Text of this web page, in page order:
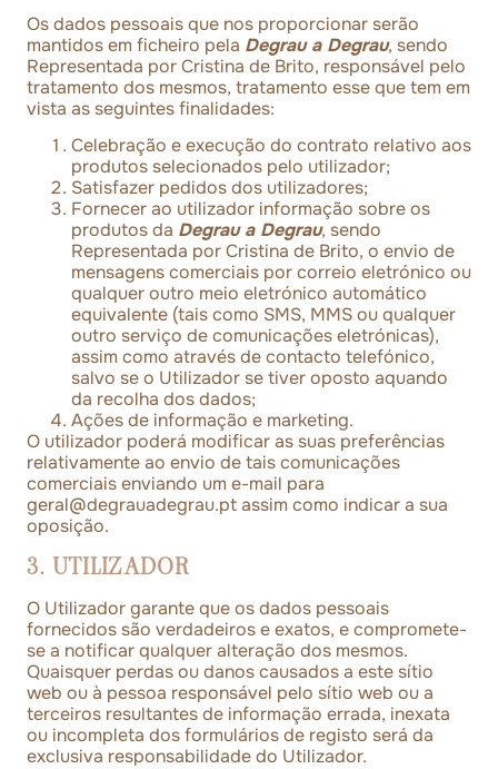
Os dados pessoais que nos proporcionar serão
mantidos em ficheiro pela Degrau a Degrau, sendo
Representada por Cristina de Brito, responsável pelo
tratamento dos mesmos, tratamento esse que tem em
vista as seguintes finalidades:
Celebração e execução do contrato relativo aos
produtos selecionados pelo utilizador;
Satisfazer pedidos dos utilizadores;
Fornecer ao utilizador informação sobre os
produtos da Degrau a Degrau, sendo
Representada por Cristina de Brito, o envio de
mensagens comerciais por correio eletrónico ou
qualquer outro meio eletrónico automático
equivalente (tais como SMS, MMS ou qualquer
outro serviço de comunicações eletrónicas),
assim como através de contacto telefónico,
salvo se o Utilizador se tiver oposto aquando
da recolha dos dados;
Ações de informação e marketing.
O utilizador poderá modificar as suas preferências
relativamente ao envio de tais comunicações
comerciais enviando um e-mail para
geral@degrauadegrau.ptassim como indicar a sua
oposição.
3. UTILIZADOR
O Utilizador garante que os dados pessoais
fornecidos são verdadeiros e exatos, e compromete-
se a notificar qualquer alteração dos mesmos.
Quaisquer perdas ou danos causados a este sítio
web ou à pessoa responsável pelo sítio web ou a
terceiros resultantes de informação errada, inexata
ou incompleta dos formulários de registo será da
exclusiva responsabilidade do Utilizador.